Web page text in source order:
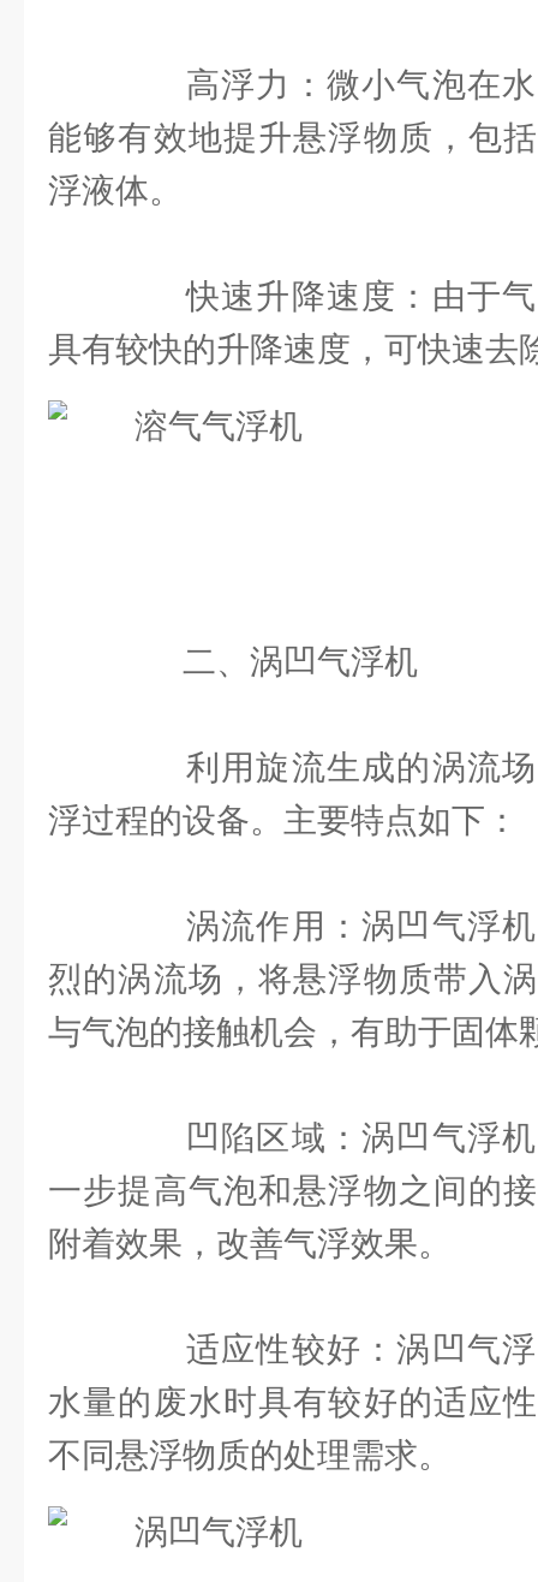
高浮力：微小气泡在水
能够有效地提升悬浮物质，包
浮液体。
快速升降速度：由于气
具有较快的升降速度，可快速去
二、涡凹气浮机
利用旋流生成的涡流场
浮过程的设备。主要特点如下：
涡流作用：涡凹气浮机
烈的涡流场，将悬浮物质带入
与气泡的接触机会，有助于固体
凹陷区域：涡凹气浮机
一步提高气泡和悬浮物之间的
附着效果，改善气浮效果。
适应性较好：涡凹气浮
水量的废水时具有较好的适应
不同悬浮物质的处理需求。